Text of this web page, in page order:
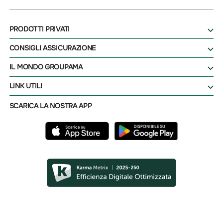
PRODOTTI PRIVATI
CONSIGLI ASSICURAZIONE
IL MONDO GROUPAMA
LINK UTILI
SCARICA LA NOSTRA APP